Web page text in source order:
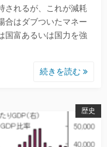
されるが、これが減耗
合はダブついたマネー
国富あるいは国力を強
続きを読む
歴史